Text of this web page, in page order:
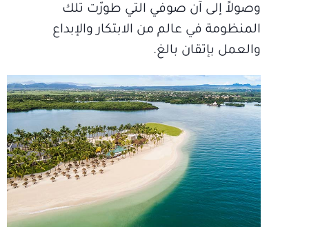
وصولاً إلى آن صوفي التي طورّت تلك
المنظومة في عالم من الابتكار والإبداع
والعمل بإتقان بالغ.